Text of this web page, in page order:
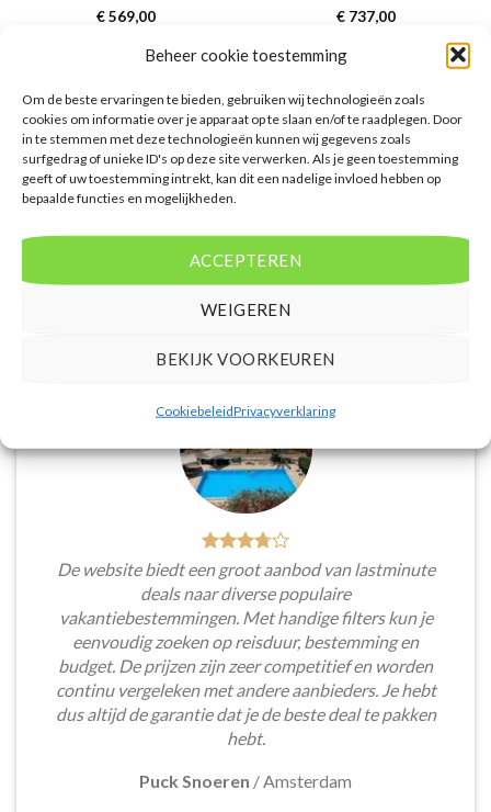
Beheer cookie toestemming
Om de beste ervaringen te bieden, gebruiken wij technologieën zoals
cookies om informatie over je apparaat op te slaan en/of te raadplegen. Door
in te stemmen met deze technologieën kunnen wij gegevens zoals
surfgedrag of unieke ID's op deze site verwerken. Als je geen toestemming
geeft of uw toestemming intrekt, kan dit een nadelige invloed hebben op
bepaalde functies en mogelijkheden.
ACCEPTEREN
WEIGEREN
BEKIJK VOORKEUREN
CookiebeleidPrivacyverklaring
Gewaardeerd
€569,00
accommodatie in Chersonissos. U
per persoon.
PRIJZEN EN BOEKEN
Gewaardeerd
€737,00
sterren accommodatie in Tsilivi. U
boekt deze reis direct bij onze
per persoon.
PRIJZEN EN BOEKEN
De website biedt een groot aanbod van lastminute
deals naar diverse populaire
vakantiebestemmingen. Met handige filters kun je
eenvoudig zoeken op reisduur, bestemming en
budget. De prijzen zijn zeer competitief en worden
continu vergeleken met andere aanbieders. Je hebt
dus altijd de garantie dat je de beste deal te pakken
hebt.
Puck Snoeren / Amsterdam